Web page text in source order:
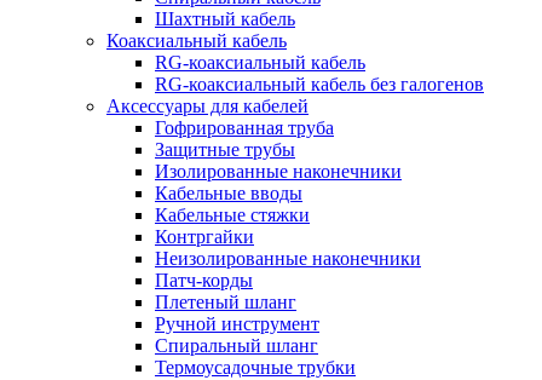
Шахтный кабель
Коаксиальный кабель
RG-коаксиальный кабель
RG-коаксиальный кабель без галогенов
Аксессуары для кабелей
Гофрированная труба
Защитные трубы
Изолированные наконечники
Кабельные вводы
Кабельные стяжки
Контргайки
Неизолированные наконечники
Патч-корды
Плетеный шланг
Ручной инструмент
Спиральный шланг
Термоусадочные трубки